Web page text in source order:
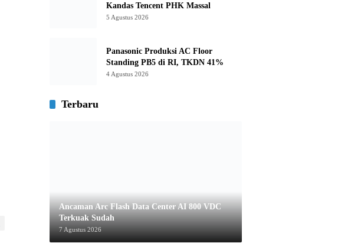
Kandas Tencent PHK Massal
5 Agustus 2026
Panasonic Produksi AC Floor
Standing PB5 di RI, TKDN 41%
4 Agustus 2026
Terbaru
Ancaman Arc Flash Data Center AI 800 VDC
Terkuak Sudah
7 Agustus 2026